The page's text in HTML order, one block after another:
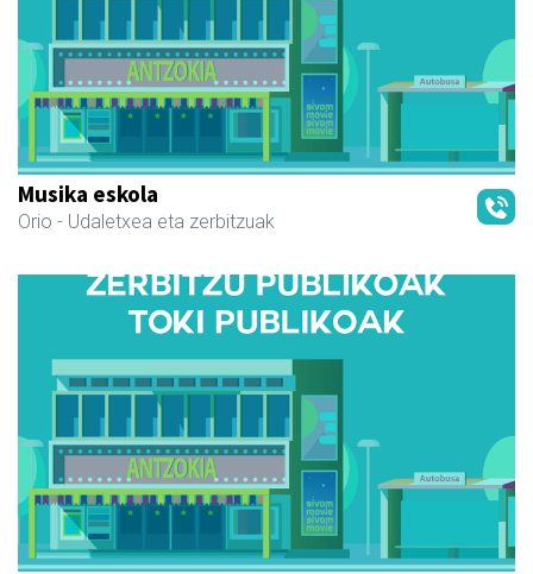
Musika eskola
Orio - Udaletxea eta zerbitzuak